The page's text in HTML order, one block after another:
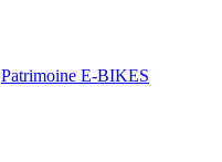
Patrimoine E-BIKES